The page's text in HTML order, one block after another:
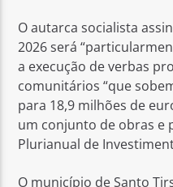
O autarca socialista
2026 será
a execução de verbas
comunitários “que
para 18,9 milhões de
um conjunto de obras e
Plurianual de
O município de Santo